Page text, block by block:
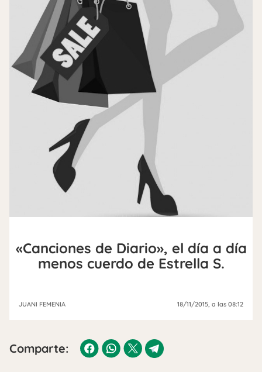
«Canciones de Diario», el día a día
menos cuerdo de Estrella S.
JUANI FEMENIA 18/11/2015 , a las 08:12
Comparte: